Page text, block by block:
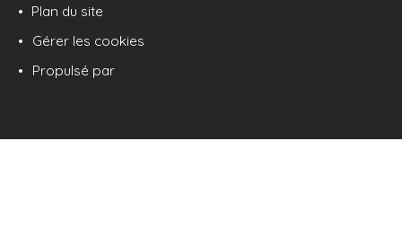
Plan du site
Gérer les cookies
Propulsé par